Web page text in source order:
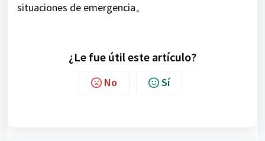
situaciones de emergencia。
¿Le fue útil este artículo?
No Sí